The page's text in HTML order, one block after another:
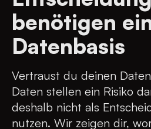
benötigen
Datenbasis
Vertraust du deinen
Daten stellen ein Risiko
deshalb nicht als
nutzen. Wir zeigen dir,